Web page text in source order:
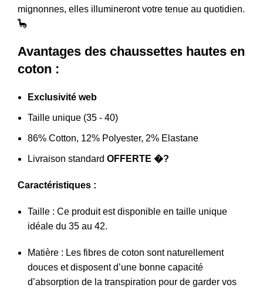
mignonnes, elles illumineront votre tenue au quotidien.
🦕
Avantages des chaussettes hautes en
coton :
Exclusivité web
Taille unique (35 - 40)
86% Cotton, 12% Polyester, 2% Elastane
Livraison standard OFFERTE �?
Caractéristiques :
Taille : Ce produit est disponible en taille unique
idéale du 35 au 42.
Matière : Les fibres de coton sont naturellement
douces et disposent d’une bonne capacité
d’absorption de la transpiration pour de garder vos